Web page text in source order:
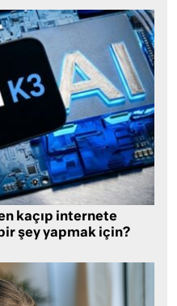
kaçıp internete
şey yapmak için?